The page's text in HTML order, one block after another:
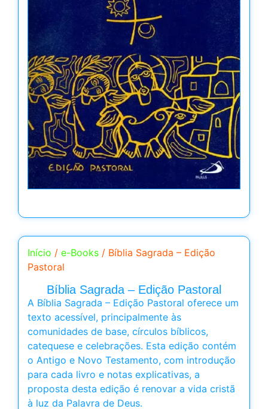
Início / e-Books / Bíblia Sagrada – Edição
Pastoral
Bíblia Sagrada – Edição Pastoral
A Bíblia Sagrada – Edição Pastoral oferece um
texto acessível, principalmente às
comunidades de base, círculos bíblicos,
catequese e celebrações. Esta edição contém
o Antigo e Novo Testamento, com introdução
para cada livro e notas explicativas, a
proposta desta edição é renovar a vida cristã
à luz da Palavra de Deus.